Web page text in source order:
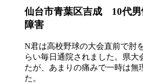
仙台市青葉区吉成 10代
障害
N君は高校野球の大会直前で肘
らい毎日通院されました。県大
たが、あまりの痛みで一時は無
た。